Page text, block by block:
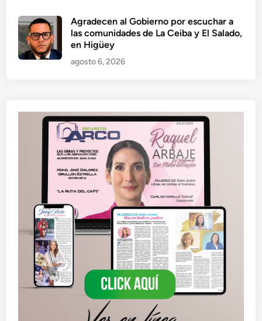
Agradecen al Gobierno por escuchar a
las comunidades de La Ceiba y El Salado,
en Higüey
agosto 6, 2026